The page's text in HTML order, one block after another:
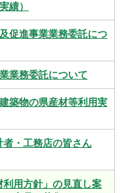
績）
促進事業業務委託につ
業務委託について
築物の県産材等利用実
・工務店の皆さん
利用方針」の見直し案